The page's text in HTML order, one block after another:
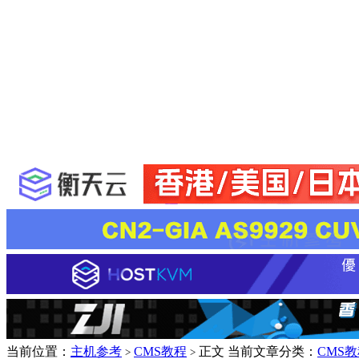
当前位置： 主机参考 > CMS教程 > 正文 当前文章分类： CMS